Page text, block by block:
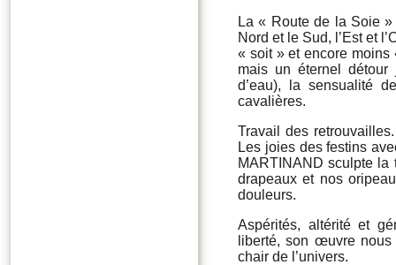
La « Route de la Soie
Nord et le Sud, l’Est et
« soit » et encore moins
mais un éternel
d’eau), la sensualité
cavalières.
Travail des
Les joies des festins
MARTINAND sculpte la
drapeaux et nos
douleurs.
Aspérités, altérité et
liberté, son œuvre
chair de l’univers.